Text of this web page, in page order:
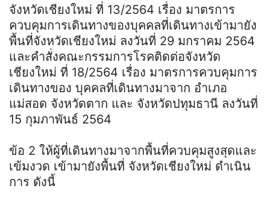
จังหวัดเชียงใหม่ ที่ 13/2564 เรื่อง มาตรการ
ควบคุมการเดินทางของบุคคลที่เดินทางเข้ามายัง
พื้นที่จังหวัดเชียงใหม่ ลงวันที่ 29 มกราคม 2564
และคําสั่งคณะกรรมการโรคติดต่อจังหวัด
เชียงใหม่ ที่ 18/2564 เรื่อง มาตรการควบคุมการ
เดินทางของ บุคคลที่เดินทางมาจาก อําเภอ
แม่สอด จังหวัดตาก และ จังหวัดปทุมธานี ลงวันที่
15 กุมภาพันธ์ 2564
ข้อ 2 ให้ผู้ที่เดินทางมาจากพื้นที่ควบคุมสูงสุดและ
เข้มงวด เข้ามายังพื้นที่ จังหวัดเชียงใหม่ ดําเนิน
การ ดังนี้